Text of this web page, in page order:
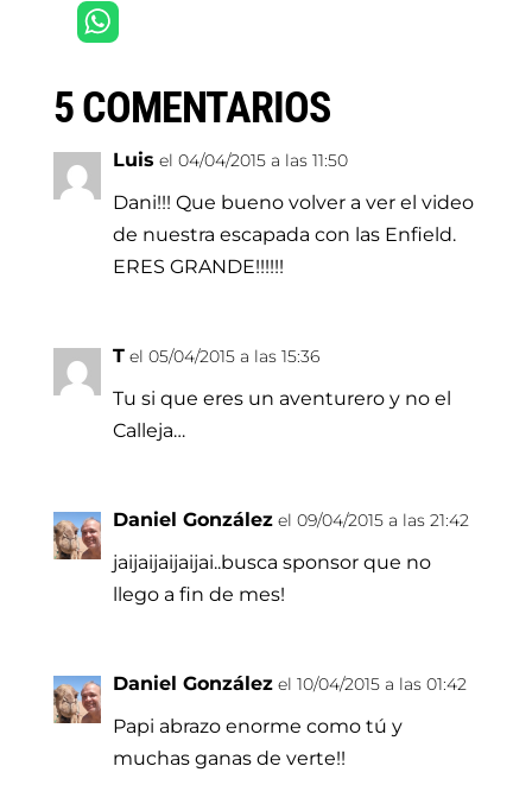
5 COMENTARIOS
Luis el 04/04/2015 a las 11:50
Dani!!! Que bueno volver a ver el video
de nuestra escapada con las Enfield.
ERES GRANDE!!!!!!
T el 05/04/2015 a las 15:36
Tu si que eres un aventurero y no el
Calleja…
Daniel González el 09/04/2015 a las 21:42
jaijaijaijaijai..busca sponsor que no
llego a fin de mes!
Daniel González el 10/04/2015 a las 01:42
Papi abrazo enorme como tú y
muchas ganas de verte!!